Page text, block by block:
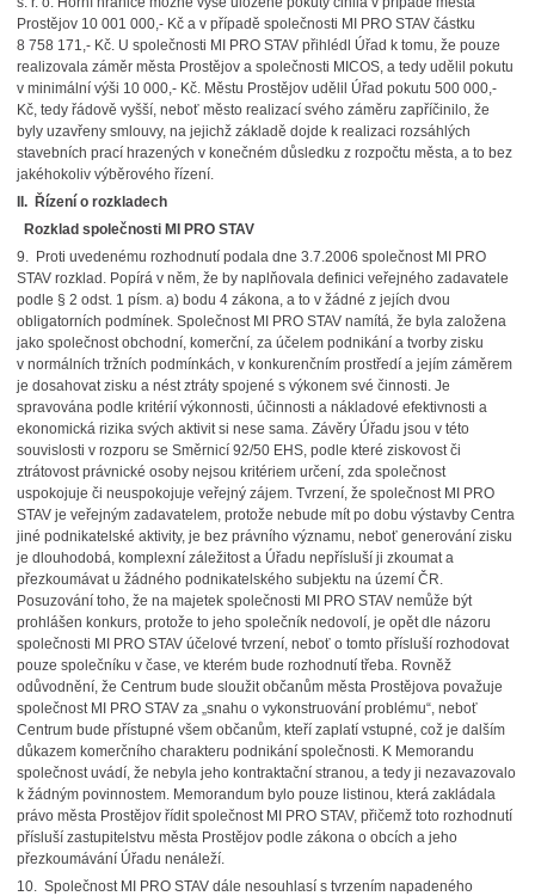
Prostějov 10 001 000,- Kč a v případě společnosti MI PRO STAV částku
8 758 171,- Kč. U společnosti MI PRO STAV přihlédl Úřad k tomu, že pouze
realizovala záměr města Prostějov a společnosti MICOS, a tedy udělil pokutu
v minimální výši 10 000,- Kč. Městu Prostějov udělil Úřad pokutu 500 000,-
Kč, tedy řádově vyšší, neboť město realizací svého záměru zapříčinilo, že
byly uzavřeny smlouvy, na jejichž základě dojde k realizaci rozsáhlých
stavebních prací hrazených v konečném důsledku z rozpočtu města, a to bez
jakéhokoliv výběrového řízení.
II. Řízení o rozkladech
Rozklad společnosti MI PRO STAV
9. Proti uvedenému rozhodnutí podala dne 3.7.2006 společnost MI PRO
STAV rozklad. Popírá v něm, že by naplňovala definici veřejného zadavatele
podle § 2 odst. 1 písm. a) bodu 4 zákona, a to v žádné z jejích dvou
obligatorních podmínek. Společnost MI PRO STAV namítá, že byla založena
jako společnost obchodní, komerční, za účelem podnikání a tvorby zisku
v normálních tržních podmínkách, v konkurenčním prostředí a jejím záměrem
je dosahovat zisku a nést ztráty spojené s výkonem své činnosti. Je
spravována podle kritérií výkonnosti, účinnosti a nákladové efektivnosti a
ekonomická rizika svých aktivit si nese sama. Závěry Úřadu jsou v této
souvislosti v rozporu se Směrnicí 92/50 EHS, podle které ziskovost či
ztrátovost právnické osoby nejsou kritériem určení, zda společnost
uspokojuje či neuspokojuje veřejný zájem. Tvrzení, že společnost MI PRO
STAV je veřejným zadavatelem, protože nebude mít po dobu výstavby Centra
jiné podnikatelské aktivity, je bez právního významu, neboť generování zisku
je dlouhodobá, komplexní záležitost a Úřadu nepřísluší ji zkoumat a
přezkoumávat u žádného podnikatelského subjektu na území ČR.
Posuzování toho, že na majetek společnosti MI PRO STAV nemůže být
prohlášen konkurs, protože to jeho společník nedovolí, je opět dle názoru
společnosti MI PRO STAV účelové tvrzení, neboť o tomto přísluší rozhodovat
pouze společníku v čase, ve kterém bude rozhodnutí třeba. Rovněž
odůvodnění, že Centrum bude sloužit občanům města Prostějova považuje
společnost MI PRO STAV za „snahu o vykonstruování problému“, neboť
Centrum bude přístupné všem občanům, kteří zaplatí vstupné, což je dalším
důkazem komerčního charakteru podnikání společnosti. K Memorandu
společnost uvádí, že nebyla jeho kontraktační stranou, a tedy ji nezavazovalo
k žádným povinnostem. Memorandum bylo pouze listinou, která zakládala
právo města Prostějov řídit společnost MI PRO STAV, přičemž toto rozhodnutí
přísluší zastupitelstvu města Prostějov podle zákona o obcích a jeho
přezkoumávání Úřadu nenáleží.
10. Společnost MI PRO STAV dále nesouhlasí s tvrzením napadeného